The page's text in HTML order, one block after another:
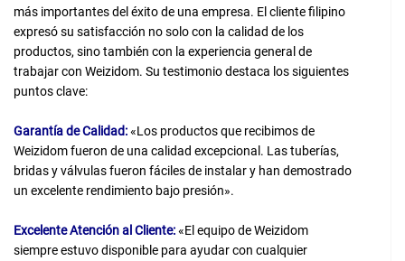
más importantes del éxito de una empresa. El cliente filipino
expresó su satisfacción no solo con la calidad de los
productos, sino también con la experiencia general de
trabajar con Weizidom. Su testimonio destaca los siguientes
puntos clave:
Garantía de Calidad:«Los productos que recibimos de
Weizidom fueron de una calidad excepcional. Las tuberías,
bridas y válvulas fueron fáciles de instalar y han demostrado
un excelente rendimiento bajo presión».
Excelente Atención al Cliente:«El equipo de Weizidom
siempre estuvo disponible para ayudar con cualquier